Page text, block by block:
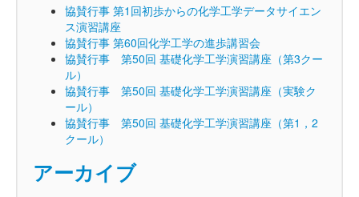
協賛行事 第1回初歩からの化学工学データサイエン
ス演習講座
協賛行事 第60回化学工学の進歩講習会
協賛行事 第50回 基礎化学工学演習講座（第3クー
ル）
協賛行事 第50回 基礎化学工学演習講座（実験ク
ール）
協賛行事 第50回 基礎化学工学演習講座（第1，2
クール）
アーカイブ